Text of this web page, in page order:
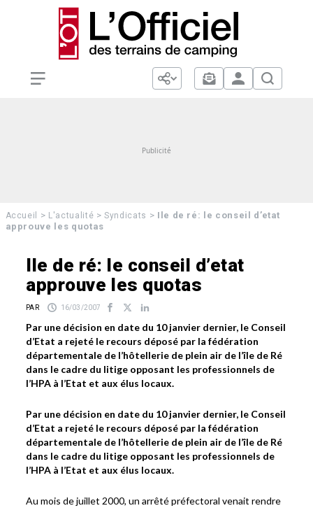
Accueil > L'actualité >Syndicats > Ile de ré: le conseil d’etat
approuve les quotas
Ile de ré: le conseil d’etat
approuve les quotas
PAR 16/03/2007
Par une décision en date du 10 janvier dernier, le Conseil
d’Etat a rejeté le recours déposé par la fédération
départementale de l’hôtellerie de plein air de l’île de Ré
dans le cadre du litige opposant les professionnels de
l’HPA à l’Etat et aux élus locaux.
Par une décision en date du 10 janvier dernier, le Conseil
d’Etat a rejeté le recours déposé par la fédération
départementale de l’hôtellerie de plein air de l’île de Ré
dans le cadre du litige opposant les professionnels de
l’HPA à l’Etat et aux élus locaux.
Au mois de juillet 2000, un arrêté préfectoral venait rendre